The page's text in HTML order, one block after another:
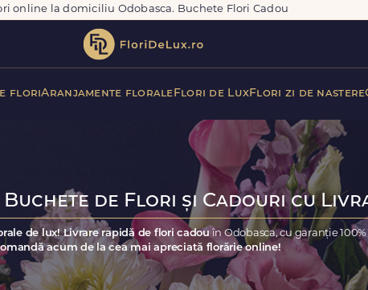
online la domiciliu Odobasca. Buchete Flori Cadou
floriAranjamente florale Flori de LuxFlori zi de nastere
Buchete de Flori și Cadouri cu
de lux! Livrare rapidă de flori cadouîn Odobasca, cu garanție
acum de la cea mai apreciată florărie online!